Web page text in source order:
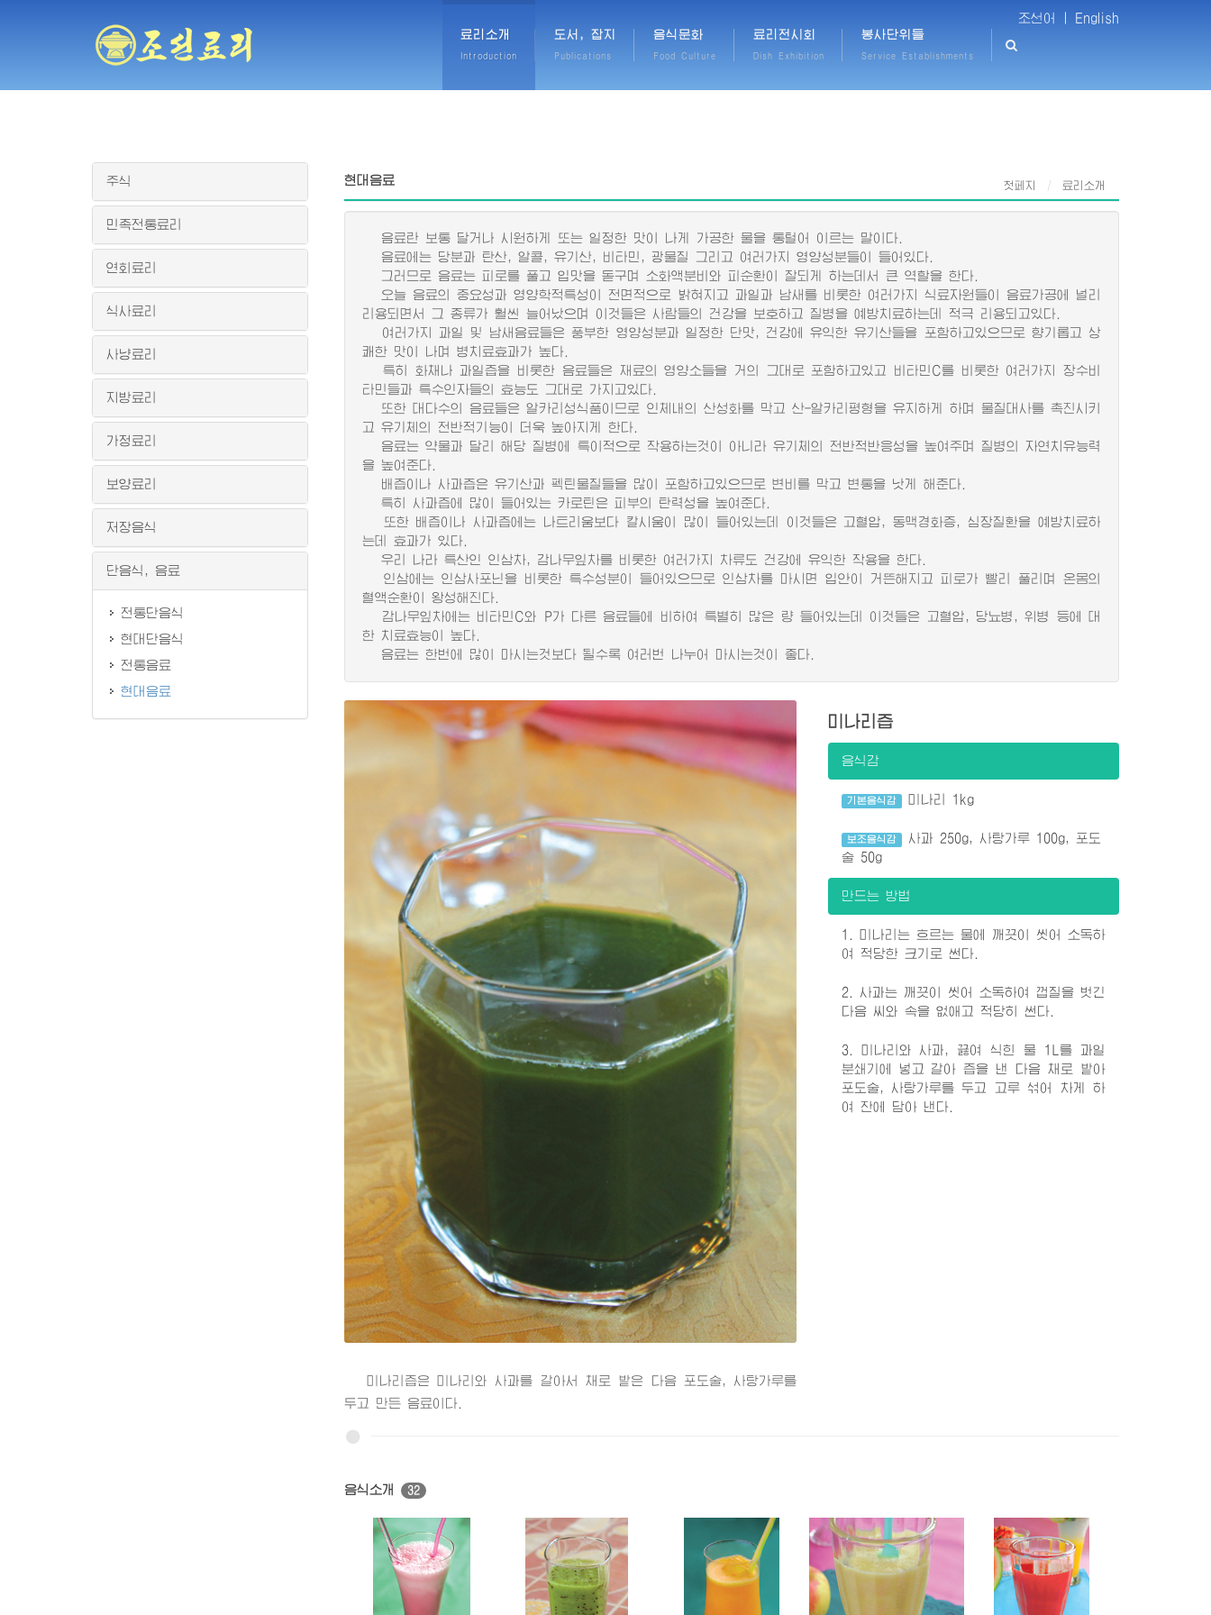
조선어 | English
료리소개
Introduction
도서, 잡지
Publications
음식문화
Food Culture
료리전시회
Dish Exhibition
봉사단위들
Service Establishments
현대음료 첫페지 료리소개
음료란 보통 달거나 시원하게 또는 일정한 맛이 나게 가공한 물을 통털어 이르는 말이다.
음료에는 당분과 탄산, 알콜, 유기산, 비타민, 광물질 그리고 여러가지 영양성분들이 들어있다.
그러므로 음료는 피로를 풀고 입맛을 돋구며 소화액분비와 피순환이 잘되게 하는데서 큰 역할을 한다.
오늘 음료의 중요성과 영양학적특성이 전면적으로 밝혀지고 과일과 남새를 비롯한 여러가지 식료자원들이 음료가공에 널리
리용되면서 그 종류가 훨씬 늘어났으며 이것들은 사람들의 건강을 보호하고 질병을 예방치료하는데 적극 리용되고있다.
여러가지 과일 및 남새음료들은 풍부한 영양성분과 일정한 단맛, 건강에 유익한 유기산들을 포함하고있으므로 향기롭고 상
쾌한 맛이 나며 병치료효과가 높다.
특히 화채나 과일즙을 비롯한 음료들은 재료의 영양소들을 거의 그대로 포함하고있고 비타민C를 비롯한 여러가지 장수비
타민들과 특수인자들의 효능도 그대로 가지고있다.
또한 대다수의 음료들은 알카리성식품이므로 인체내의 산성화를 막고 산-알카리평형을 유지하게 하며 물질대사를 촉진시키
고 유기체의 전반적기능이 더욱 높아지게 한다.
음료는 약물과 달리 해당 질병에 특이적으로 작용하는것이 아니라 유기체의 전반적반응성을 높여주며 질병의 자연치유능력
을 높여준다.
배즙이나 사과즙은 유기산과 펙틴물질들을 많이 포함하고있으므로 변비를 막고 변통을 낫게 해준다.
특히 사과즙에 많이 들어있는 카로틴은 피부의 탄력성을 높여준다.
또한 배즙이나 사과즙에는 나트리움보다 칼시움이 많이 들어있는데 이것들은 고혈압, 동맥경화증, 심장질환을 예방치료하
는데 효과가 있다.
우리 나라 특산인 인삼차, 감나무잎차를 비롯한 여러가지 차류도 건강에 유익한 작용을 한다.
인삼에는 인삼사포닌을 비롯한 특수성분이 들어있으므로 인삼차를 마시면 입안이 거뜬해지고 피로가 빨리 풀리며 온몸의
혈액순환이 왕성해진다.
감나무잎차에는 비타민C와 P가 다른 음료들에 비하여 특별히 많은 량 들어있는데 이것들은 고혈압, 당뇨병, 위병 등에 대
한 치료효능이 높다.
음료는 한번에 많이 마시는것보다 될수록 여러번 나누어 마시는것이 좋다.
미나리즙은 미나리와 사과를 갈아서 채로 밭은 다음 포도술, 사탕가루를
두고 만든 음료이다.
미나리즙
음식감
기본음식감 미나리 1kg
보조음식감
사과 250g, 사탕가루 100g, 포도
술 50g
만드는 방법
1. 미나리는 흐르는 물에 깨끗이 씻어 소독하
여 적당한 크기로 썬다.
2. 사과는 깨끗이 씻어 소독하여 껍질을 벗긴
다음 씨와 속을 없애고 적당히 썬다.
3. 미나리와 사과, 끓여 식힌 물 1L를 과일
분쇄기에 넣고 갈아 즙을 낸 다음 채로 밭아
포도술, 사탕가루를 두고 고루 섞어 차게 하
여 잔에 담아 낸다.
음식소개 32
주식
민족전통료리
연회료리
식사료리
사냥료리
지방료리
가정료리
보양료리
저장음식
단음식, 음료
전통단음식
현대단음식
전통음료
현대음료